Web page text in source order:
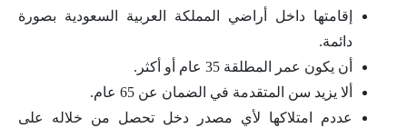
إقامتها داخل أراضي المملكة العربية السعودية بصورة
دائمة.
أن يكون عمر المطلقة 35 عام أو أكثر.
ألا يزيد سن المتقدمة في الضمان عن 65 عام.
عددم امتلاكها لأي مصدر دخل تحصل من خلاله على